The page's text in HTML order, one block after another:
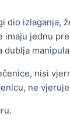
dio izlaganja,
imaju jednu
nisi
ne